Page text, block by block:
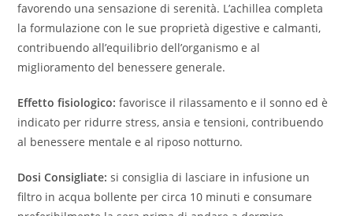
favorendo una sensazione di serenità. L’achillea completa
la formulazione con le sue proprietà digestive e calmanti,
contribuendo all’equilibrio dell’organismo e al
miglioramento del benessere generale.
Effetto fisiologico:favorisce il rilassamento e il sonno ed è
indicato per ridurre stress, ansia e tensioni, contribuendo
al benessere mentale e al riposo notturno.
Dosi Consigliate:si consiglia di lasciare in infusione un
filtro in acqua bollente per circa 10 minuti e consumare